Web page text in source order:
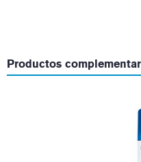
Productos